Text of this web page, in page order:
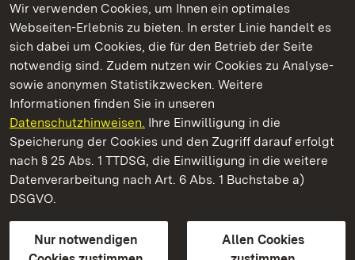
Wir verwenden Cookies, um Ihnen ein optimales
Webseiten-Erlebnis zu bieten. In erster Linie handelt es
sich dabei um Cookies, die für den Betrieb der Seite
notwendig sind. Zudem nutzen wir Cookies zu Analyse-
sowie anonymen Statistikzwecken. Weitere
Informationen finden Sie in unseren
Datenschutzhinweisen. Ihre Einwilligung in die
Speicherung der Cookies und den Zugriff darauf erfolgt
nach § 25 Abs. 1 TTDSG, die Einwilligung in die weitere
Datenverarbeitung nach Art. 6 Abs. 1 Buchstabe a)
DSGVO.
Nur notwendigen
Allen Cookies
Kommen. Staunen. Genießen.
Staatliche Schlösser und Gärten Baden‑Württemberg
Staatliche Schlösser und Gärten Baden-Württemberg
Kontakt
GebärdenspracheLeichte Sprache
Erklärung zur Barrierefreiheit
BITV-konform (geprüfte Seiten)